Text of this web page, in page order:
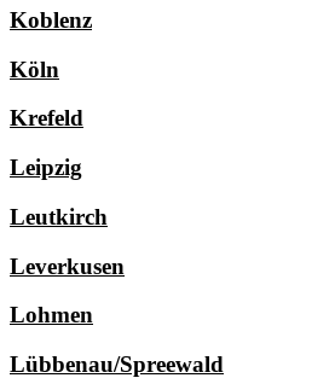
Koblenz
Köln
Krefeld
Leipzig
Leutkirch
Leverkusen
Lohmen
Lübbenau/Spreewald